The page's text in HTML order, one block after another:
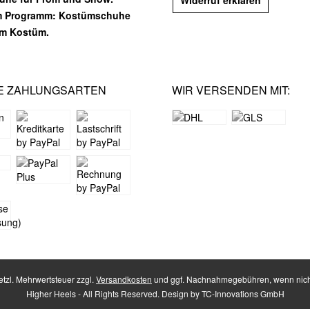
Programm: Kostümschuhe
Kostüm.
ZAHLUNGSARTEN WIR VERSENDEN MIT:
Mehrwertsteuer zzgl. Versandkosten und ggf. Nachnahmegebühren, wenn
Higher Heels - All Rights Reserved. Design byTC-Innovations GmbH